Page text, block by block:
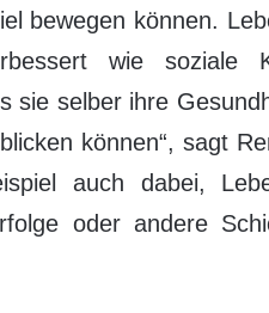
bewegen können.
wie soziale
sie selber ihre
können“, sagt
auch dabei,
oder andere